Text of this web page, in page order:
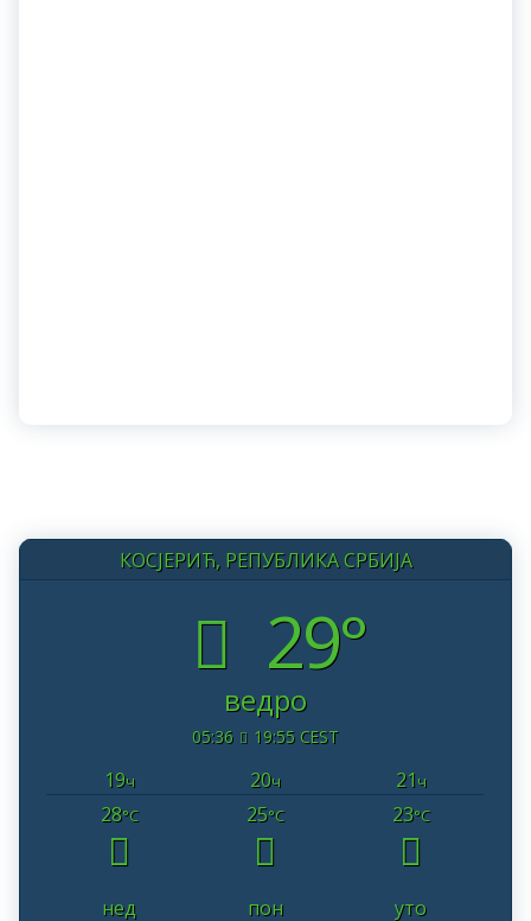
КОСЈЕРИЋ, РЕПУБЛИКА СРБИЈА
29°
ведро
05:36 19:55 CEST
19ч 20ч 21ч
28°C 25°C 23°C
нед пон уто